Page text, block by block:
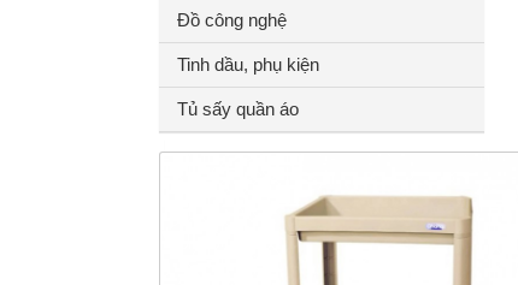
Đồ công nghệ
Tinh dầu, phụ kiện
Tủ sấy quần áo